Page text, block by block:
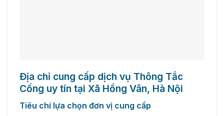
Địa chỉ cung cấp dịch vụ Thông Tắc
Cống uy tín tại Xã Hồng Vân, Hà Nội
Tiêu chí lựa chọn đơn vị cung cấp